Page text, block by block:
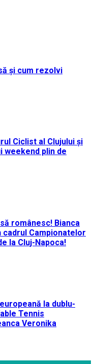
și cum rezolvi
Ciclist al Clujului și
weekend plin de
românesc! Bianca
cadrul Campionatelor
la Cluj-Napoca!
la dublu-
Tennis
Veronika